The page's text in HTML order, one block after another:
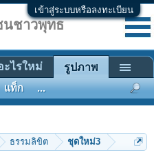
เข้าสู่ระบบหรือลงทะเบียน
ธรรมลิขิต ชุดใหม่3
ชาวพุทธ
ะไรใหม่ รูปภาพ
แท็ก ...